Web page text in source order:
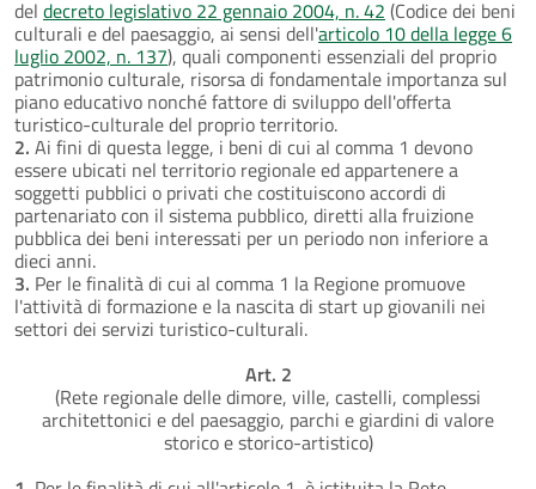
del decreto legislativo 22 gennaio 2004, n. 42 (Codice dei beni
culturali e del paesaggio, ai sensi dell'articolo 10 della legge 6
luglio 2002, n. 137), quali componenti essenziali del proprio
patrimonio culturale, risorsa di fondamentale importanza sul
piano educativo nonché fattore di sviluppo dell'offerta
turistico-culturale del proprio territorio.
2. Ai fini di questa legge, i beni di cui al comma 1 devono
essere ubicati nel territorio regionale ed appartenere a
soggetti pubblici o privati che costituiscono accordi di
partenariato con il sistema pubblico, diretti alla fruizione
pubblica dei beni interessati per un periodo non inferiore a
dieci anni.
3. Per le finalità di cui al comma 1 la Regione promuove
l'attività di formazione e la nascita di start up giovanili nei
settori dei servizi turistico-culturali.
Art. 2
(Rete regionale delle dimore, ville, castelli, complessi
architettonici e del paesaggio, parchi e giardini di valore
storico e storico-artistico)